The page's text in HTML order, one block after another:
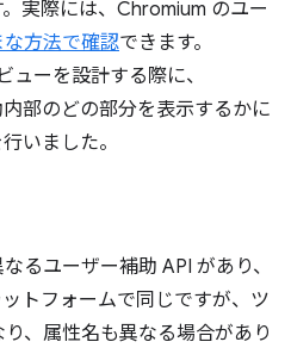
実際には、Chromium のユー
な方法で確認できます。
ューを設計する際に、
部のどの部分を表示するかに
いました。
るユーザー補助 API があり、
トフォームで同じですが、ツ
、属性名も異なる場合があり